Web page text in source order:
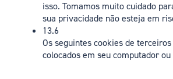
isso. Tomamos muito cuidado
sua privacidade não esteja em
13.6
Os seguintes cookies de
colocados em seu computador